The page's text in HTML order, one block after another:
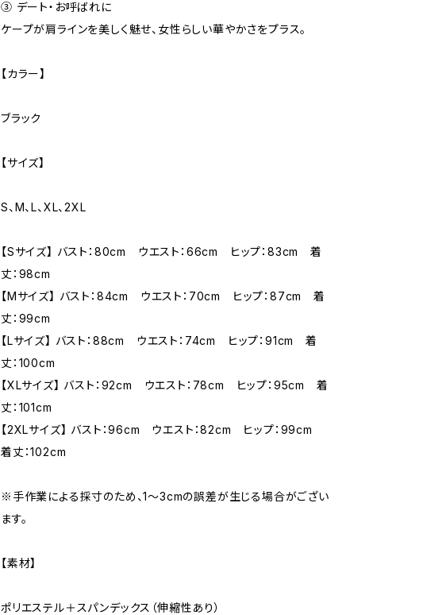
③ デート・お呼ばれに
ケープが肩ラインを美しく魅せ、女性らしい華やかさをプラス。
【カラー】
ブラック
【サイズ】
S、M、L、XL、2XL
【Sサイズ】 バスト：80cm ウエスト：66cm ヒップ：83cm 着
丈：98cm
【Mサイズ】 バスト：84cm ウエスト：70cm ヒップ：87cm 着
丈：99cm
【Lサイズ】 バスト：88cm ウエスト：74cm ヒップ：91cm 着
丈：100cm
【XLサイズ】 バスト：92cm ウエスト：78cm ヒップ：95cm 着
丈：101cm
【2XLサイズ】 バスト：96cm ウエスト：82cm ヒップ：99cm
着丈：102cm
※手作業による採寸のため、1～3cmの誤差が生じる場合がござい
ます。
【素材】
ポリエステル＋スパンデックス（伸縮性あり）